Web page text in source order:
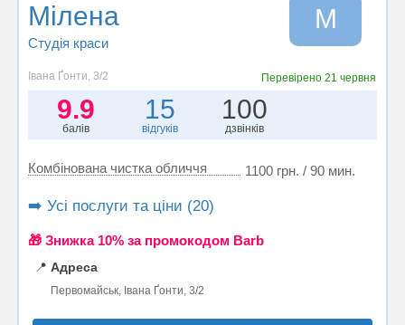
Мілена
Студія краси
М
Івана Ґонти, 3/2 Перевірено21 червня
9.9
балів
15
відгуків
100
дзвінків
Комбінована чистка обличчя 1100 грн. / 90 мин.
➡️ Усі послуги та ціни (20)
🎁 Знижка 10% за промокодом Barb
📍 Адреса
Первомайськ, Івана Ґонти, 3/2